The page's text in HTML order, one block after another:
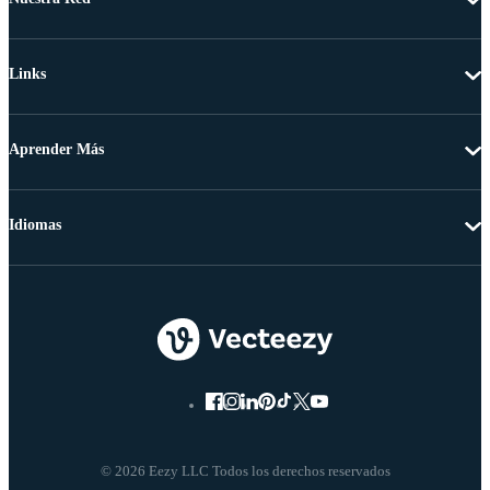
Links
Aprender Más
© 2026 Eezy LLC Todos los derechos reservados
Idiomas